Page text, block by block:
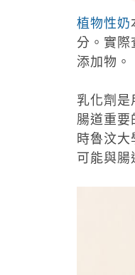
植物性奶
分。實際
添加物。
乳化劑是
腸道重要
時魯汶大
可能與腸